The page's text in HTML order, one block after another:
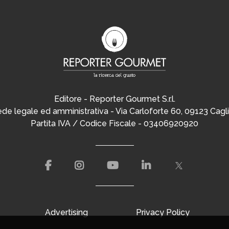
Editore - Reporter Gourmet S.r.l.
legale ed amministrativa - Via Carloforte 60, 09123
Partita IVA / Codice Fiscale - 03406920920
Advertising Privacy Policy